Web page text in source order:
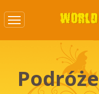
Podróże